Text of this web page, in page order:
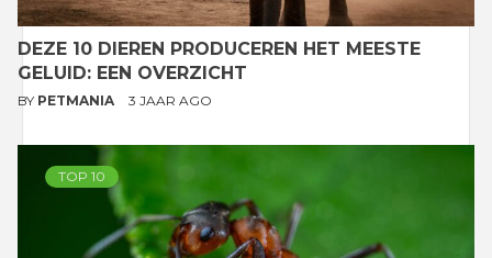
DEZE 10 DIEREN PRODUCEREN HET MEESTE
GELUID: EEN OVERZICHT
BY PETMANIA 3 JAAR AGO
TOP 10